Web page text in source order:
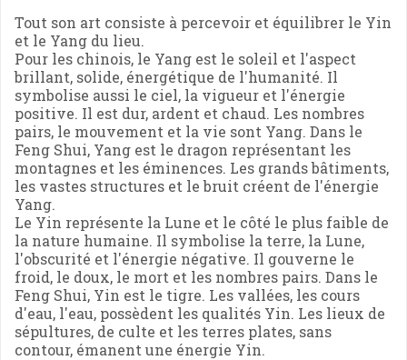
Tout son art consiste à percevoir et équilibrer le Yin
et le Yang du lieu.
Pour les chinois, le Yang est le soleil et l'aspect
brillant, solide, énergétique de l'humanité. Il
symbolise aussi le ciel, la vigueur et l'énergie
positive. Il est dur, ardent et chaud. Les nombres
pairs, le mouvement et la vie sont Yang. Dans le
Feng Shui, Yang est le dragon représentant les
montagnes et les éminences. Les grands bâtiments,
les vastes structures et le bruit créent de l'énergie
Yang.
Le Yin représente la Lune et le côté le plus faible de
la nature humaine. Il symbolise la terre, la Lune,
l'obscurité et l'énergie négative. Il gouverne le
froid, le doux, le mort et les nombres pairs. Dans le
Feng Shui, Yin est le tigre. Les vallées, les cours
d'eau, l'eau, possèdent les qualités Yin. Les lieux de
sépultures, de culte et les terres plates, sans
contour, émanent une énergie Yin.